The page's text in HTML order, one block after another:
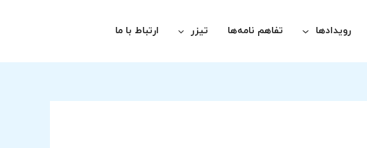
رویدادها تفاهم نامه‌ها تیزر ارتباط با ما